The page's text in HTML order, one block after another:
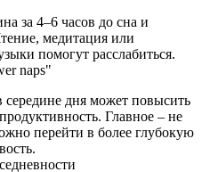
за 4–6 часов до сна и
медитация или
помогут расслабиться.
naps"
дня может повысить
Главное – не
перейти в более глубокую